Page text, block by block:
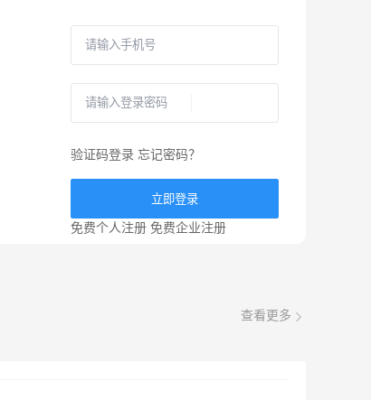
验证码登录 忘记密码？
立即登录
免费个人注册 免费企业注册
查看更多